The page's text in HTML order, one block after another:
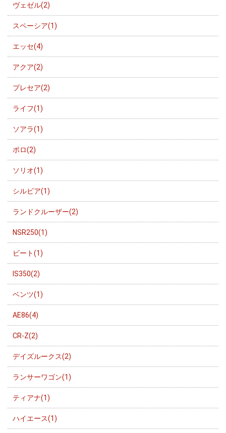
ヴェゼル(2)
スペーシア(1)
エッセ(4)
アクア(2)
プレセア(2)
ライフ(1)
ソアラ(1)
ポロ(2)
ソリオ(1)
シルビア(1)
ランドクルーザー(2)
NSR250(1)
ビート(1)
IS350(2)
ベンツ(1)
AE86(4)
CR-Z(2)
デイズルークス(2)
ランサーワゴン(1)
ティアナ(1)
ハイエース(1)